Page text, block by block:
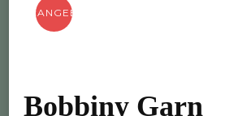
ANGEBOT!
Bobbiny Garn